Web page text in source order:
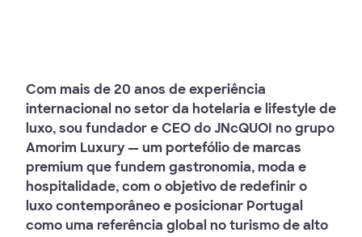
Com mais de 20 anos de experiência
internacional no setor da hotelaria e lifestyle de
luxo, sou fundador e CEO do JNcQUOI no grupo
Amorim Luxury — um portefólio de marcas
premium que fundem gastronomia, moda e
hospitalidade, com o objetivo de redefinir o
luxo contemporâneo e posicionar Portugal
como uma referência global no turismo de alto